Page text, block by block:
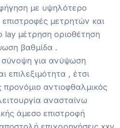
με υψηλότερο
μετρητών και
lay μέτρηση οριοθέτηση
βαθμίδα .
σύνοψη για ανύψωση
επιλεξιμότητα , έτσι
αντιοφθαλμικός
ανασταίνω
άμεσο επιστροφή